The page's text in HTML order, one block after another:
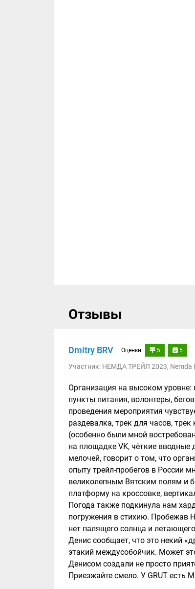
Отзывы
Dmitry BRV Оценки: 5 5
Участник: НЕМДА ТРЕЙЛ 2023, Nemda
Организация на высоком уровне:
пункты питания, волонтеры,
проведения мероприятия
раздевалка, трек для часов,
(особенно были мной
на площадке VK, чёткие вводные
мелочей, говорит о том, что
опыту трейл-пробегов в России
великолепным Вятским полям и
платформу на кроссовке,
Погода также подкинула нам
погружения в стихию. Пробежав
нет палящего солнца и
Денис сообщает, что это некий
этакий междусобойчик. Может
Денисом создали не просто
Приезжайте смело. У GRUT есть